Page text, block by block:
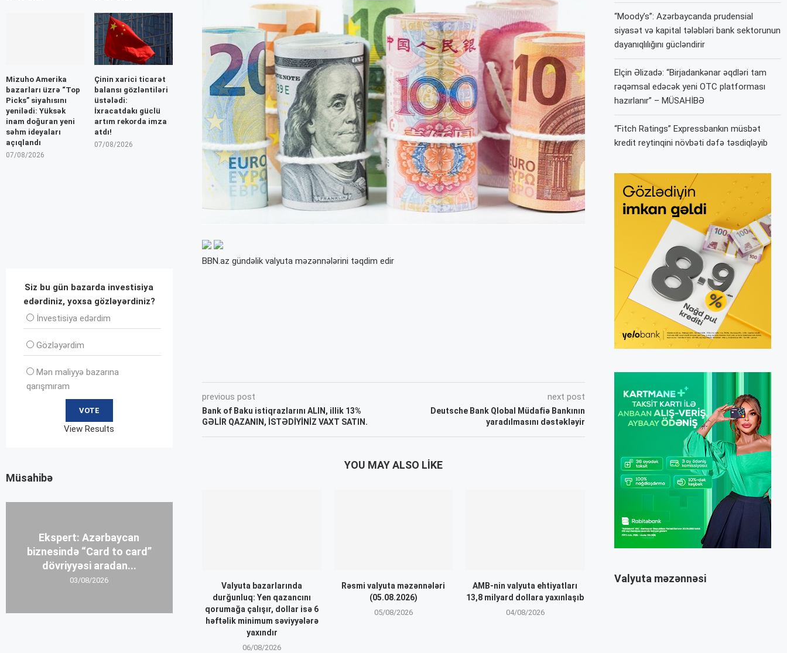
BBN.az gündəlik valyuta məzənnələrini təqdim edir
previous post
Bank of Baku istiqrazlarını ALIN, illik 13%
GƏLİR QAZANIN, İSTƏDİYİNİZ VAXT SATIN.
next post
Deutsche Bank Qlobal Müdafiə Bankının
yaradılmasını dəstəkləyir
YOU MAY ALSO LIKE
Valyuta bazarlarında
durğunluq: Yen qazancını
qorumağa çalışır, dollar isə 6
həftəlik minimum səviyyələrə
yaxındır
06/08/2026
Rəsmi valyuta məzənnələri
(05.08.2026)
05/08/2026
AMB-nin valyuta ehtiyatları
13,8 milyard dollara yaxınlaşıb
04/08/2026
“Moody’s”: Azərbaycanda prudensial
siyasət və kapital tələbləri bank sektorunun
dayanıqlılığını gücləndirir
Elçin Əlizadə: “Birjadankənar əqdləri tam
rəqəmsal edəcək yeni OTC platforması
hazırlanır” – MÜSAHİBƏ
“Fitch Ratings” Expressbankın müsbət
kredit reytinqini növbəti dəfə təsdiqləyib
Valyuta məzənnəsi
Mizuho Amerika
bazarları üzrə “Top
Picks” siyahısını
yenilədi: Yüksək
inam doğuran yeni
səhm ideyaları
açıqlandı
07/08/2026
Çinin xarici ticarət
balansı gözləntiləri
üstələdi:
İxracatdakı güclü
artım rekorda imza
atdı!
07/08/2026
Siz bu gün bazarda investisiya
edərdiniz, yoxsa gözləyərdiniz?
İnvеstisiya edərdim
Gözləyərdim
Mən maliyyə bazarına
qarışmıram
View Results
Müsahibə
Ekspert: Azərbaycan
biznesində “Card to card”
dövriyyəsi aradan...
03/08/2026